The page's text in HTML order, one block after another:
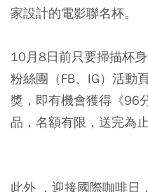
家設計的電影聯名杯。
10月8日前只要掃描杯
粉絲團（FB、IG）活動
獎，即有機會獲得《96
品，名額有限，送完為止
此外 ，迎接國際咖啡